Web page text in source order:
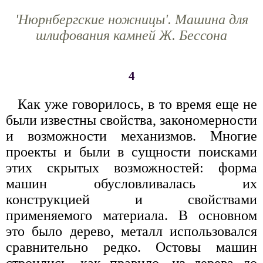
'Нюрнбергские ножницы'. Машина для
шлифования камней Ж. Бессона
4
Как уже говорилось, в то время еще не
были известны свойства, закономерности
и возможности механизмов. Многие
проекты и были в сущности поисками
этих скрытых возможностей: форма
машин обусловливалась их
конструкцией и свойствами
применяемого материала. В основном
это было дерево, металл использовался
сравнительно редко. Остовы машин